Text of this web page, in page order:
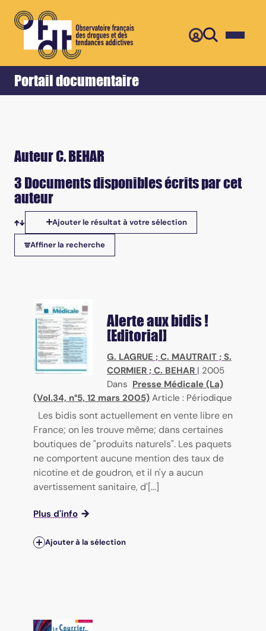
Portail documentaire
Accueil Retour
Auteur C. BEHAR
3 Documents disponibles écrits par cet
auteur
Tris disponibles
Ajouter le résultat à votre sélection
Affiner la recherche
Alerte aux bidis !
[Editorial]
G. LAGRUE ; C. MAUTRAIT ; S.
CORMIER ; C. BEHAR | 2005
Dans Presse Médicale (La)
(Vol.34, n°5, 12 mars 2005) Article : Périodique
Les bidis sont actuellement en vente libre en
France; on les trouve même; dans certaines
boutiques de "produits naturels". Les paquets
ne comportent aucune mention des taux de
nicotine et de goudron, et il n'y a aucun
avertissement sanitaire, d'[...]
Plus d'info
Ajouter à la sélection